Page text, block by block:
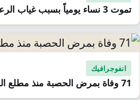
تموت 3 نساء يومياً بسبب غياب الرعاية الصحية
انفوجرافيك
71 وفاة بمرض الحصبة منذ مطلع العام